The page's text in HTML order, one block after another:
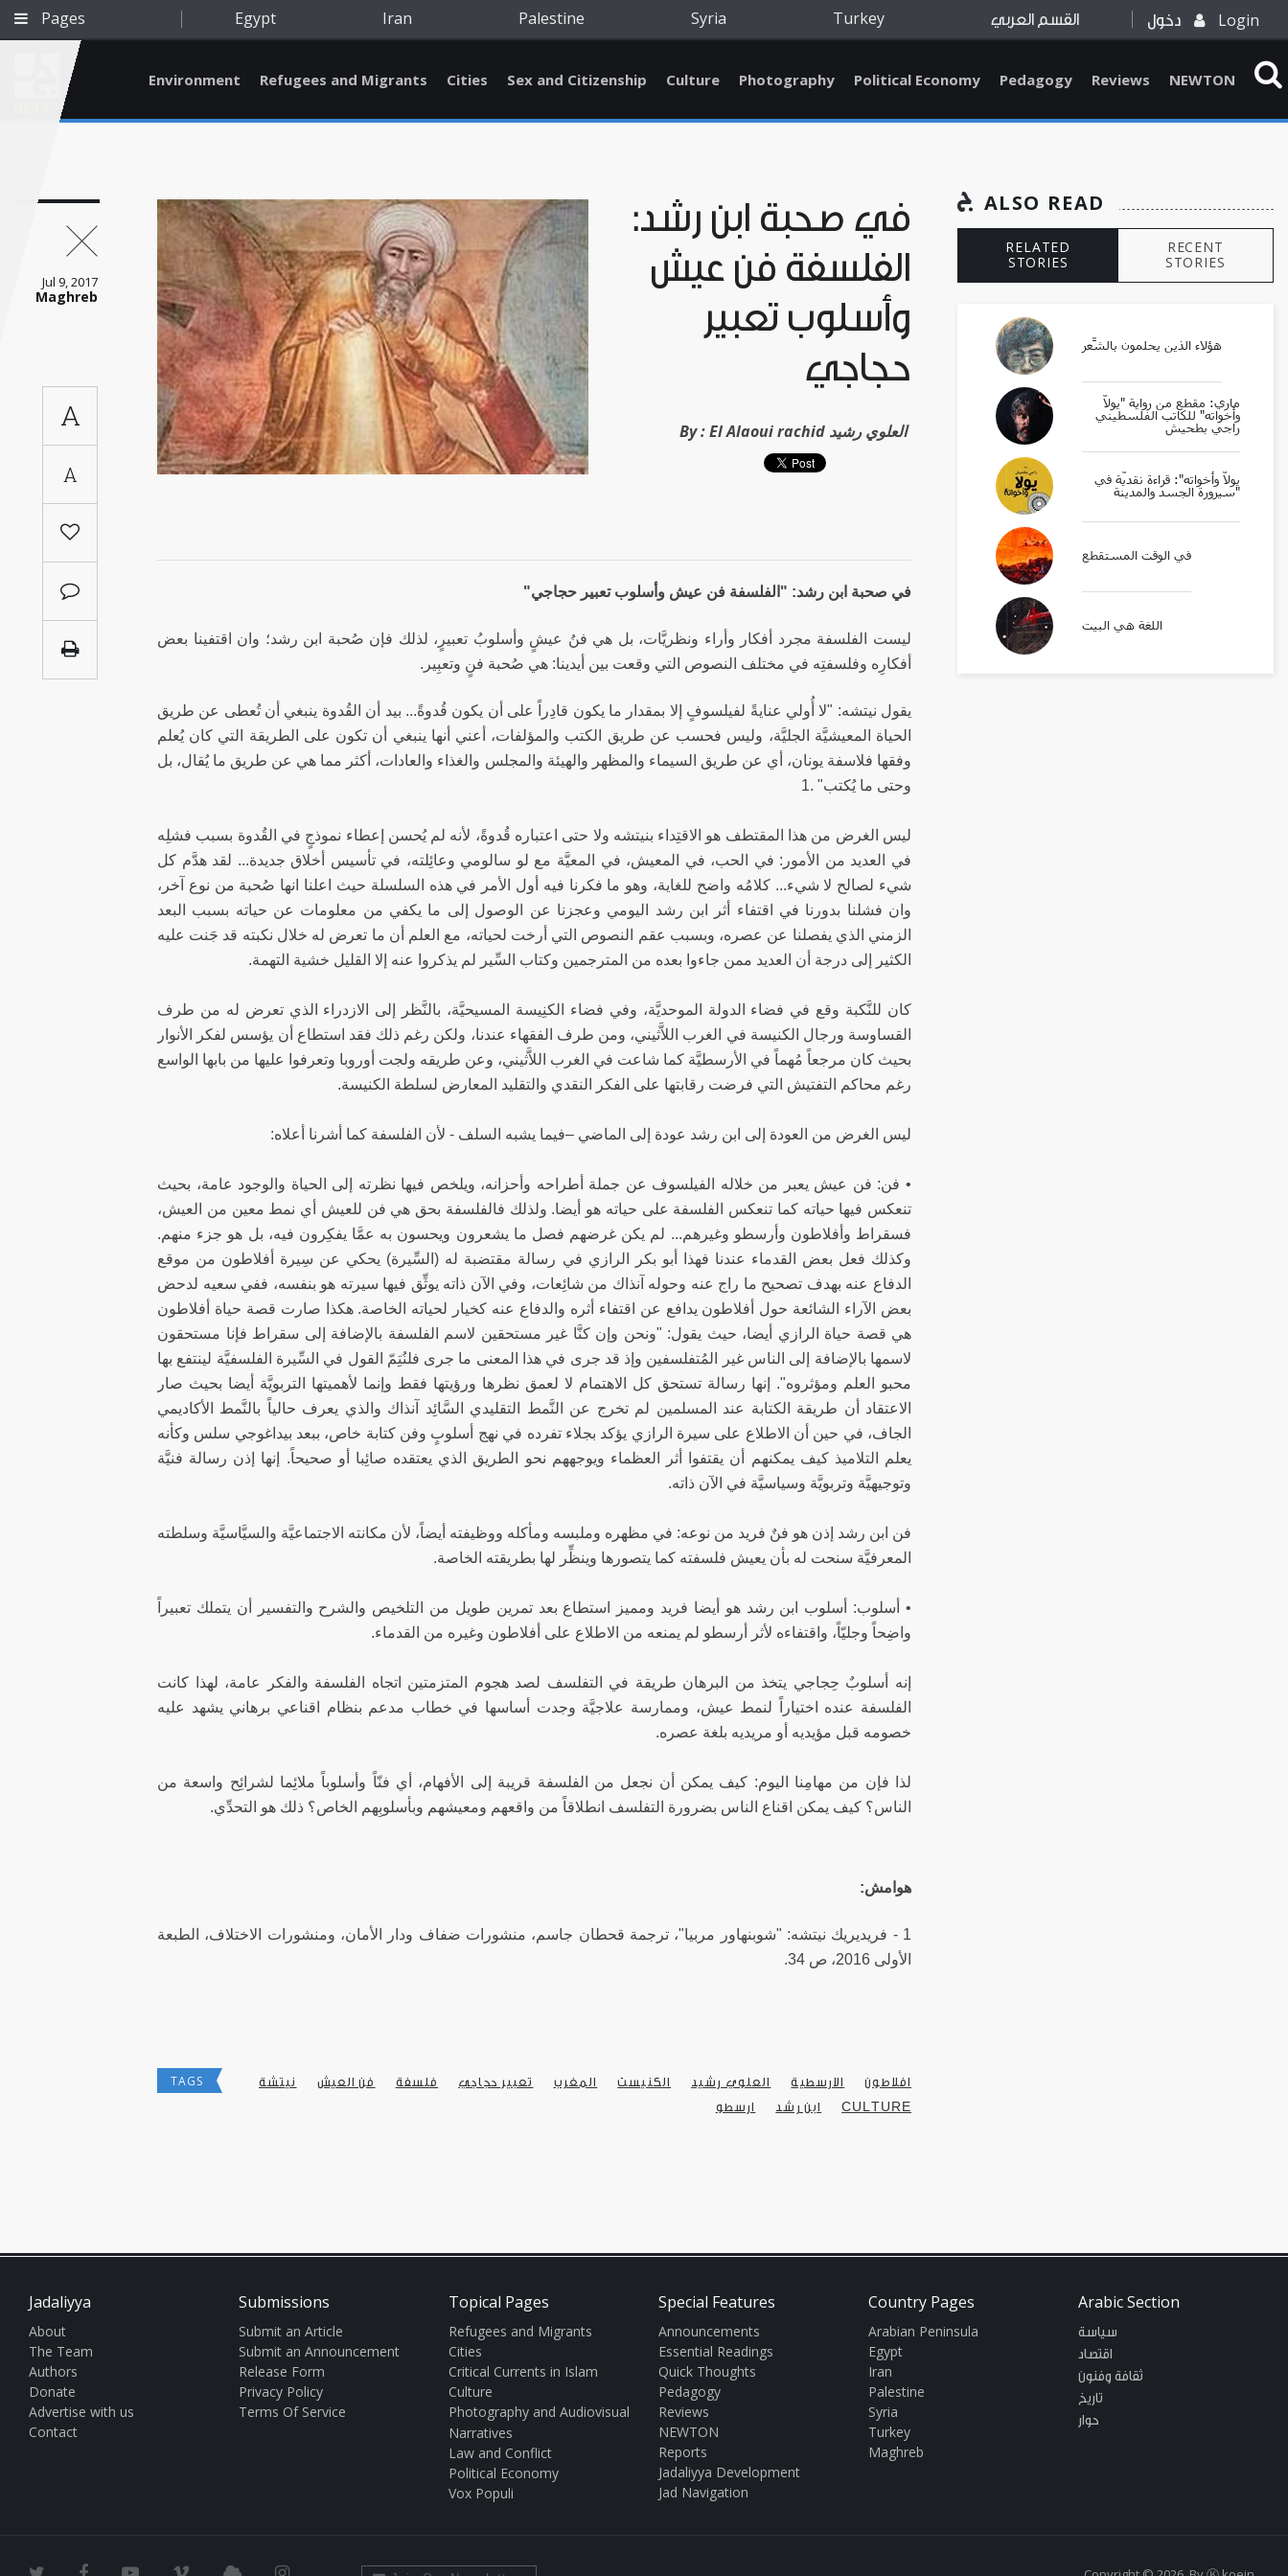
Pages Egypt Iran Palestine Syria Turkey القسم العربي دخول Login
Saudi
Arabia
Turkey
Yemen
Environment Refugees and Migrants Cities Sex and Citizenship Culture Photography Political Economy Pedagogy Reviews NEWTON
Jul 9, 2017
Maghreb
A
A
في صحبة ابن رشد:
الفلسفة فن عيش
وأسلوب تعبير
حجاجي
By : El Alaoui rachid العلوي رشيد
في صحبة ابن رشد: "الفلسفة فن عيش وأسلوب تعبير حجاجي"
ليست الفلسفة مجرد أفكار وأراء ونظريَّات، بل هي فنُ عيشٍ وأسلوبُ تعبيرٍ، لذلك فإن صُحبة ابن رشد؛ وان اقتفينا بعض
أفكارِه وفلسفتِه في مختلف النصوص التي وقعت بين أيدينا: هي صُحبة فنٍ وتعبِير.
يقول نيتشه: "لا أُولي عنايةً لفيلسوفٍ إلا بمقدار ما يكون قادِراً على أن يكون قُدوةً... بيد أن القُدوة ينبغي أن تُعطى عن طريق
الحياة المعيشيَّة الجليَّة، وليس فحسب عن طريق الكتب والمؤلفات، أعني أنها ينبغي أن تكون على الطريقة التي كان يُعلم
وفقها فلاسفة يونان، أي عن طريق السيماء والمظهر والهيئة والمجلس والغذاء والعادات، أكثر مما هي عن طريق ما يُقال، بل
وحتى ما يُكتب" .1
ليس الغرض من هذا المقتطف هو الاقتِداء بنيتشه ولا حتى اعتباره قُدوةً، لأنه لم يُحسن إعطاء نموذجٍ في القُدوة بسبب فشلِه
في العديد من الأمور: في الحب، في المعيش، في المعيَّة مع لو سالومي وعائِلته، في تأسيس أخلاق جديدة... لقد هدَّم كل
شيء لصالح لا شيء... كلامُه واضح للغاية، وهو ما فكرنا فيه أول الأمر في هذه السلسلة حيث اعلنا انها صُحبة من نوع آخر،
وان فشلنا بدورنا في اقتفاء أثر ابن رشد اليومي وعجزنا عن الوصول إلى ما يكفي من معلومات عن حياته بسبب البعد
الزمني الذي يفصلنا عن عصره، وبسبب عقم النصوص التي أرخت لحياته، مع العلم أن ما تعرض له خلال نكبته قد جَنت عليه
الكثير إلى درجة أن العديد ممن جاءوا بعده من المترجمين وكتاب السِّير لم يذكروا عنه إلا القليل خشية التهمة.
كان للنَّكبة وقع في فضاء الدولة الموحديَّة، وفي فضاء الكنِيسة المسيحيَّة، بالنَّظر إلى الازدراء الذي تعرض له من طرف
القساوسة ورجال الكنيسة في الغرب اللاَّثيني، ومن طرف الفقهاء عندنا، ولكن رغم ذلك فقد استطاع أن يؤسس لفكر الأنوار
بحيث كان مرجعاً مُهماً في الأرسطيَّة كما شاعت في الغرب اللاَّثيني، وعن طريقه ولجت أوروبا وتعرفوا عليها من بابها الواسع
رغم محاكم التفتيش التي فرضت رقابتها على الفكر النقدي والتقليد المعارض لسلطة الكنيسة.
ليس الغرض من العودة إلى ابن رشد عودة إلى الماضي –فيما يشبه السلف - لأن الفلسفة كما أشرنا أعلاه:
• فن: فن عيش يعبر من خلاله الفيلسوف عن جملة أطراحه وأحزانه، ويلخص فيها نظرته إلى الحياة والوجود عامة، بحيث
تنعكس فيها حياته كما تنعكس الفلسفة على حياته هو أيضا. ولذلك فالفلسفة بحق هي فن للعيش أي نمط معين من العيش،
فسقراط وأفلاطون وأرسطو وغيرهم... لم يكن غرضهم فصل ما يشعرون ويحسون به عمَّا يفكِرون فيه، بل هو جزء منهم.
وكذلك فعل بعض القدماء عندنا فهذا أبو بكر الرازي في رسالة مقتضبة له (السِّيرة) يحكي عن سِيرة أفلاطون من موقع
الدفاع عنه بهدف تصحيح ما راج عنه وحوله آنذاك من شائِعات، وفي الآن ذاته يوثِّق فيها سيرته هو بنفسه، ففي سعيه لدحض
بعض الآراء الشائعة حول أفلاطون يدافع عن اقتفاء أثره والدفاع عنه كخيار لحياته الخاصة. هكذا صارت قصة حياة أفلاطون
هي قصة حياة الرازي أيضا، حيث يقول: "ونحن وإن كنَّا غير مستحقين لاسم الفلسفة بالإضافة إلى سقراط فإنا مستحقون
لاسمها بالإضافة إلى الناس غير المُتفلسفين وإذ قد جرى في هذا المعنى ما جرى فلنُتِمّ القول في السِّيرة الفلسفيَّة لينتفع بها
محبو العلم ومؤثروه". إنها رسالة تستحق كل الاهتمام لا لعمق نظرها ورؤيتها فقط وإنما لأهميتها التربويَّة أيضا بحيث صار
الاعتقاد أن طريقة الكتابة عند المسلمين لم تخرج عن النَّمط التقليدي السَّائِد آنذاك والذي يعرف حالياً بالنَّمط الأكاديمي
الجاف، في حين أن الاطلاع على سيرة الرازي يؤكد بجلاء تفرده في نهج أسلوبٍ وفن كتابة خاص، ببعد بيداغوجي سلس وكأنه
يعلم التلاميذ كيف يمكنهم أن يقتفوا أثر العظماء ويوجههم نحو الطريق الذي يعتقده صائِبا أو صحيحاً. إنها إذن رسالة فنيَّة
وتوجيهيَّة وتربويَّة وسياسيَّة في الآن ذاته.
فن ابن رشد إذن هو فنٌ فريد من نوعه: في مظهره وملبسه ومأكله ووظيفته أيضاً، لأن مكانته الاجتماعيَّة والسيَّاسيَّة وسلطته
المعرفيَّة سنحت له بأن يعيش فلسفته كما يتصورها وينظِّر لها بطريقته الخاصة.
• أسلوب: أسلوب ابن رشد هو أيضا فريد ومميز استطاع بعد تمرين طويل من التلخيص والشرح والتفسير أن يتملك تعبيراً
واضِحاً وجليّاً، واقتفاءه لأثر أرسطو لم يمنعه من الاطلاع على أفلاطون وغيره من القدماء.
إنه أسلوبٌ حِجاجي يتخذ من البرهان طريقة في التفلسف لصد هجوم المتزمتين اتجاه الفلسفة والفكر عامة، لهذا كانت
الفلسفة عنده اختياراً لنمط عيش، وممارسة علاجيَّة وجدت أساسها في خطاب مدعم بنظام اقناعي برهاني يشهد عليه
خصومه قبل مؤيديه أو مريديه بلغة عصره.
لذا فإن من مهامِنا اليوم: كيف يمكن أن نجعل من الفلسفة قريبة إلى الأفهام، أي فنّاً وأسلوباً ملائِما لشرائِح واسعة من
الناس؟ كيف يمكن اقناع الناس بضرورة التفلسف انطلاقاً من واقعهم ومعيشهم وبأسلوبِهم الخاص؟ ذلك هو التحدِّي.
هوامش:
1 - فريديريك نيتشه: "شوبنهاور مربيا"، ترجمة قحطان جاسم، منشورات ضفاف ودار الأمان، ومنشورات الاختلاف، الطبعة
الأولى 2016، ص 34.
TAGS نيتشة فن العيش فلسفة تعبير حجاجي المغرب الكنيست العلوي رشيد الارسطية
افلاطون
ارسطو
ابن رشد CULTURE
ALSO READ
RELATED
STORIES
RECENT
STORIES
هؤلاء الذين يحلمون بالشِّعر
ماري: مقطع من رواية "يولّا
وأخواته" للكاتب الفلسطيني
راجي بطحيش
يولّا وأخواته": قراءة نقديّة في
سيرورة الجسد والمدينة"
في الوقت المستقطع
اللغة هي البيت
Jadaliyya
About
The Team
Authors
Donate
Advertise with us
Contact
Submissions
Submit an Article
Submit an Announcement
Release Form
Privacy Policy
Terms Of Service
Topical Pages
Refugees and Migrants
Cities
Critical Currents in Islam
Culture
Photography and Audiovisual
Narratives
Law and Conflict
Political Economy
Vox Populi
Special Features
Announcements
Essential Readings
Quick Thoughts
Pedagogy
Reviews
NEWTON
Reports
Jadaliyya Development
Jad Navigation
Country Pages
Arabian Peninsula
Egypt
Iran
Palestine
Syria
Turkey
Maghreb
Arabic Section
سياسة
اقتصاد
ثقافة وفنون
تاريخ
حوار